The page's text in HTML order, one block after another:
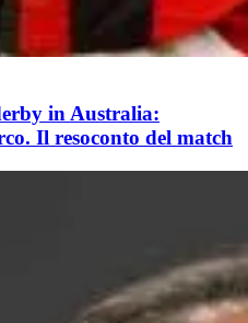
in Australia:
Il resoconto del match